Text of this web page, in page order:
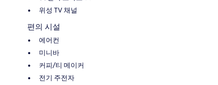
위성 TV 채널
편의 시설
에어컨
미니바
커피/티 메이커
전기 주전자